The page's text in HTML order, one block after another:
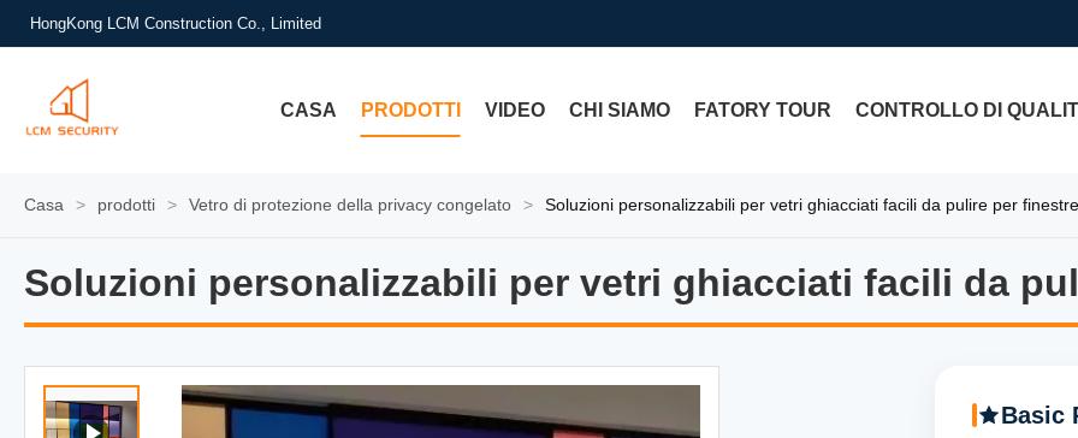
HongKong LCM Construction Co., Limited
CASA PRODOTTI VIDEO CHI SIAMO FATORY TOUR CONTROLLO DI
Casa > prodotti > Vetro di protezione della privacy congelato > Soluzioni personalizzabili per vetri ghiacciati facili da pulire per
Soluzioni personalizzabili per vetri ghiacciati facili da
Soluzioni personalizzabili per vetri ghiacciati facili da
Basic